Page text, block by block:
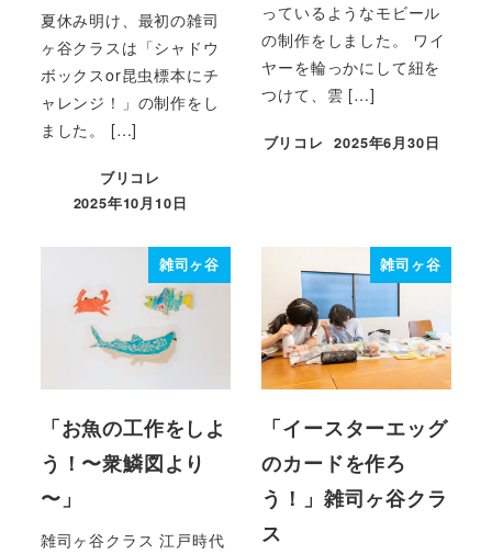
夏休み明け、最初の雑司
ヶ谷クラスは「シャドウ
ボックスor昆虫標本にチ
ャレンジ！」の制作をし
ました。 […]
ブリコレ
投稿日
2025年10月10日
っているようなモビール
の制作をしました。 ワイ
ヤーを輪っかにして紐を
つけて、雲 […]
ブリコレ
投稿日
2025年6月30日
雑司ヶ谷
「お魚の工作をしよ
う！〜衆鱗図より
〜」
雑司ヶ谷クラス 江戸時代
雑司ヶ谷
「イースターエッグ
のカードを作ろ
う！」雑司ヶ谷クラ
ス